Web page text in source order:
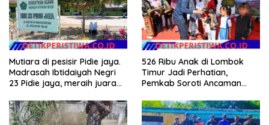
Mutiara di pesisir Pidie jaya.
Madrasah Ibtidaiyah Negri
23 Pidie jaya, meraih juara
526 Ribu Anak di Lombok
Timur Jadi Perhatian,
Pemkab Soroti Ancaman
Pernikahan Dini